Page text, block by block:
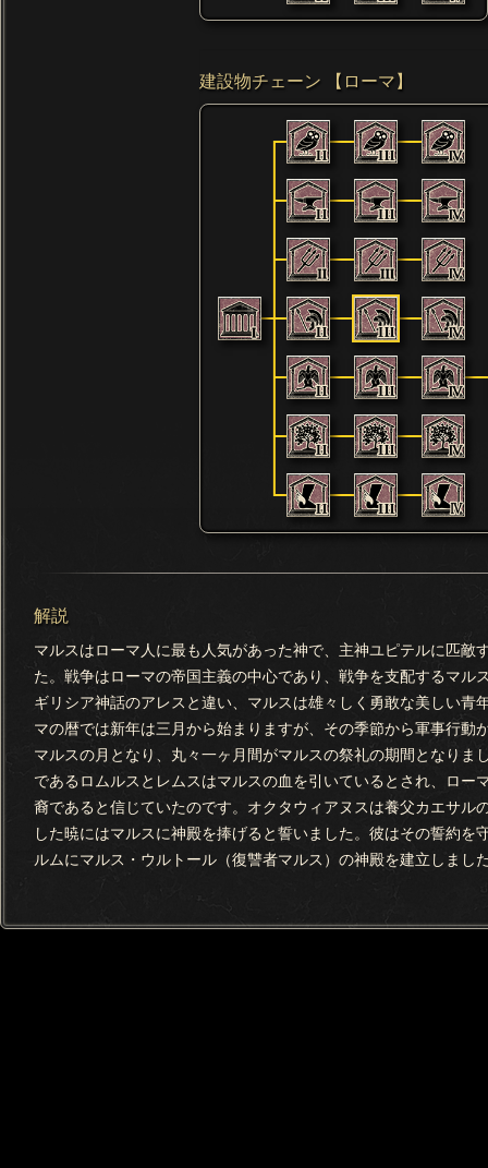
建設物チェーン 【ローマ】
解説
マルスはローマ人に最も人気があった神で、主神ユピテルに匹敵
た。戦争はローマの帝国主義の中心であり、戦争を支配するマル
ギリシア神話のアレスと違い、マルスは雄々しく勇敢な美しい青
マの暦では新年は三月から始まりますが、その季節から軍事行動
マルスの月となり、丸々一ヶ月間がマルスの祭礼の期間となりま
であるロムルスとレムスはマルスの血を引いているとされ、ロー
裔であると信じていたのです。オクタウィアヌスは養父カエサル
した暁にはマルスに神殿を捧げると誓いました。彼はその誓約を
ルムにマルス・ウルトール（復讐者マルス）の神殿を建立しまし